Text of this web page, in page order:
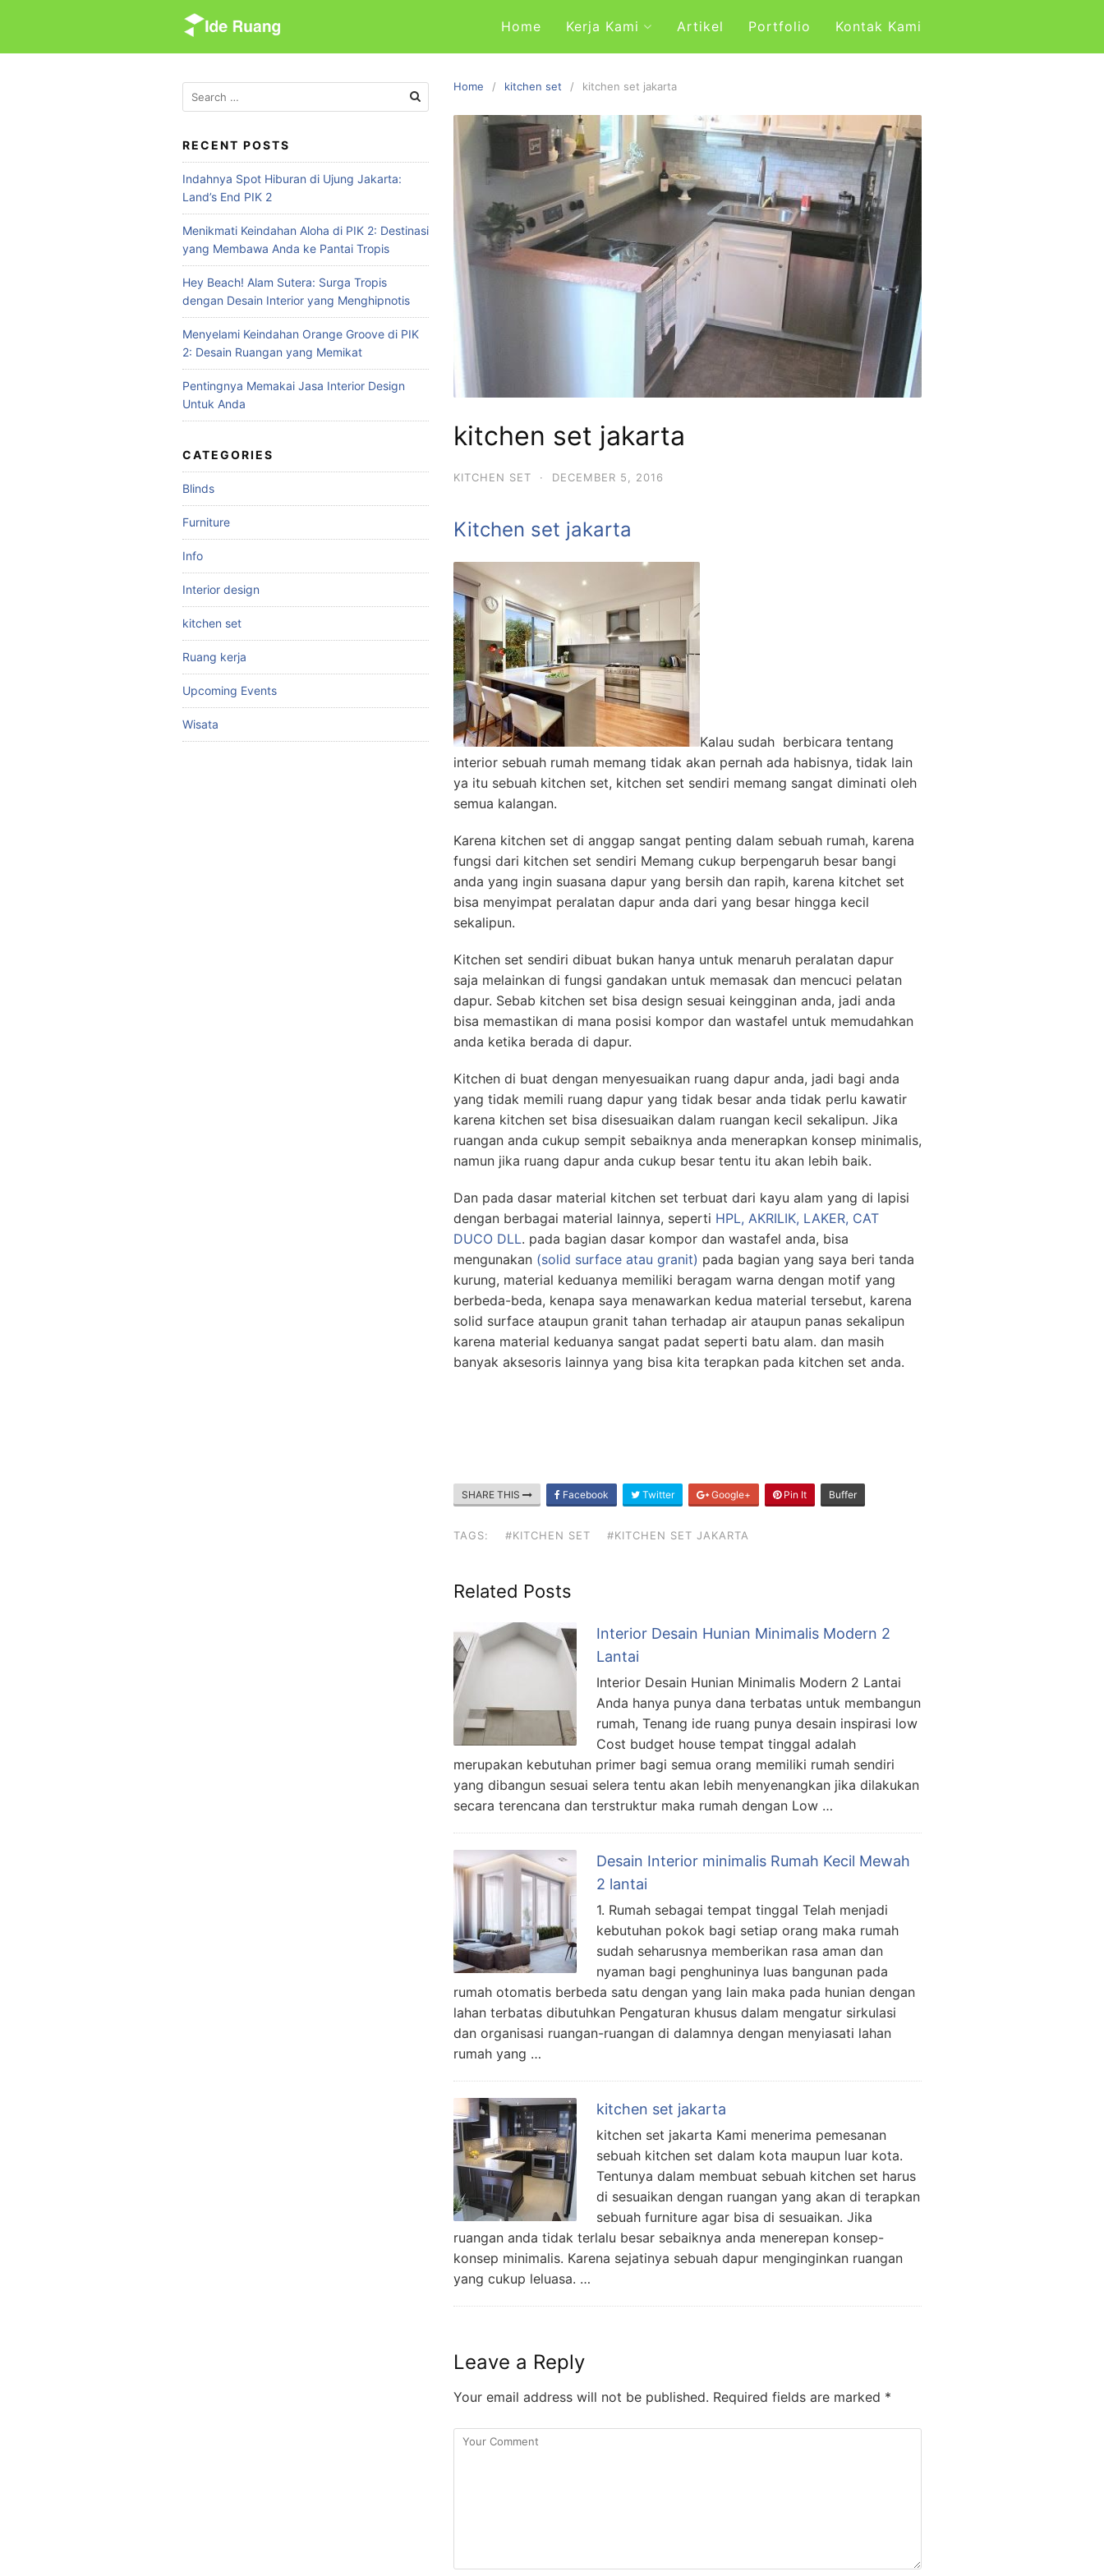
i
Home Kerja Kami Artikel Portfolio Kontak Kami
Home kitchen set kitchen set jakarta
kitchen set jakarta
KITCHEN SET · DECEMBER 5, 2016
Kitchen set jakarta
Kalau sudah berbicara tentang
interior sebuah rumah memang tidak akan pernah ada habisnya, tidak lain
ya itu sebuah kitchen set, kitchen set sendiri memang sangat diminati oleh
semua kalangan.
Karena kitchen set di anggap sangat penting dalam sebuah rumah, karena
fungsi dari kitchen set sendiri Memang cukup berpengaruh besar bangi
anda yang ingin suasana dapur yang bersih dan rapih, karena kitchet set
bisa menyimpat peralatan dapur anda dari yang besar hingga kecil
sekalipun.
Kitchen set sendiri dibuat bukan hanya untuk menaruh peralatan dapur
saja melainkan di fungsi gandakan untuk memasak dan mencuci pelatan
dapur. Sebab kitchen set bisa design sesuai keingginan anda, jadi anda
bisa memastikan di mana posisi kompor dan wastafel untuk memudahkan
anda ketika berada di dapur.
Kitchen di buat dengan menyesuaikan ruang dapur anda, jadi bagi anda
yang tidak memili ruang dapur yang tidak besar anda tidak perlu kawatir
karena kitchen set bisa disesuaikan dalam ruangan kecil sekalipun. Jika
ruangan anda cukup sempit sebaiknya anda menerapkan konsep minimalis,
namun jika ruang dapur anda cukup besar tentu itu akan lebih baik.
Dan pada dasar material kitchen set terbuat dari kayu alam yang di lapisi
dengan berbagai material lainnya, seperti HPL, AKRILIK, LAKER, CAT
DUCO DLL. pada bagian dasar kompor dan wastafel anda, bisa
mengunakan (solid surface atau granit) pada bagian yang saya beri tanda
kurung, material keduanya memiliki beragam warna dengan motif yang
berbeda-beda, kenapa saya menawarkan kedua material tersebut, karena
solid surface ataupun granit tahan terhadap air ataupun panas sekalipun
karena material keduanya sangat padat seperti batu alam. dan masih
banyak aksesoris lainnya yang bisa kita terapkan pada kitchen set anda.
SHARE THIS Facebook Twitter Google+ Pin It Buffer
TAGS: #KITCHEN SET #KITCHEN SET JAKARTA
Related Posts
Interior Desain Hunian Minimalis Modern 2
Lantai
Interior Desain Hunian Minimalis Modern 2 Lantai
Anda hanya punya dana terbatas untuk membangun
rumah, Tenang ide ruang punya desain inspirasi low
Cost budget house tempat tinggal adalah
merupakan kebutuhan primer bagi semua orang memiliki rumah sendiri
yang dibangun sesuai selera tentu akan lebih menyenangkan jika dilakukan
secara terencana dan terstruktur maka rumah dengan Low …
Desain Interior minimalis Rumah Kecil Mewah
2 lantai
1. Rumah sebagai tempat tinggal Telah menjadi
kebutuhan pokok bagi setiap orang maka rumah
sudah seharusnya memberikan rasa aman dan
nyaman bagi penghuninya luas bangunan pada
rumah otomatis berbeda satu dengan yang lain maka pada hunian dengan
lahan terbatas dibutuhkan Pengaturan khusus dalam mengatur sirkulasi
dan organisasi ruangan-ruangan di dalamnya dengan menyiasati lahan
rumah yang …
kitchen set jakarta
kitchen set jakarta Kami menerima pemesanan
sebuah kitchen set dalam kota maupun luar kota.
Tentunya dalam membuat sebuah kitchen set harus
di sesuaikan dengan ruangan yang akan di terapkan
sebuah furniture agar bisa di sesuaikan. Jika
ruangan anda tidak terlalu besar sebaiknya anda menerepan konsep-
konsep minimalis. Karena sejatinya sebuah dapur menginginkan ruangan
yang cukup leluasa. …
Leave a Reply
Your email address will not be published. Required fields are marked *
e
r
c
h
f
o
r
:
RECENT POSTS
Indahnya Spot Hiburan di Ujung Jakarta:
Land’s End PIK 2
Menikmati Keindahan Aloha di PIK 2: Destinasi
yang Membawa Anda ke Pantai Tropis
Hey Beach! Alam Sutera: Surga Tropis
dengan Desain Interior yang Menghipnotis
Menyelami Keindahan Orange Groove di PIK
2: Desain Ruangan yang Memikat
Pentingnya Memakai Jasa Interior Design
Untuk Anda
CATEGORIES
Blinds
Furniture
Info
Interior design
kitchen set
Ruang kerja
Upcoming Events
Wisata